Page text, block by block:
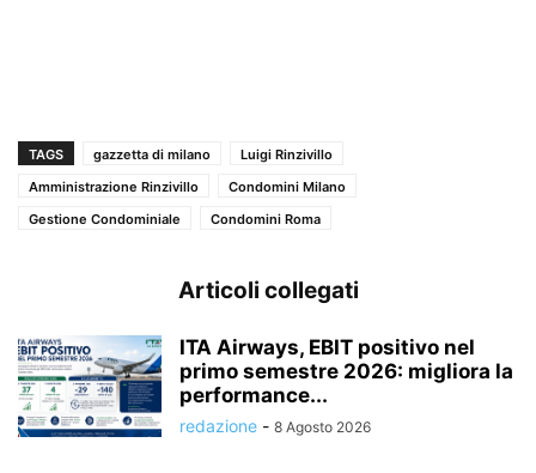
TAGS gazzetta di milano
Luigi Rinzivillo
Amministrazione Rinzivillo
Condomini Milano
Gestione Condominiale
Condomini Roma
Articoli collegati
ITA Airways, EBIT positivo nel
primo semestre 2026: migliora la
performance...
redazione - 8 Agosto 2026